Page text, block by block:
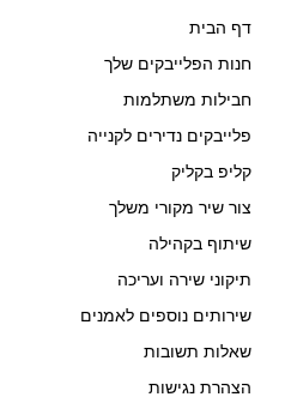
דף הבית
חנות הפלייבקים שלך
חבילות משתלמות
פלייבקים נדירים לקנייה
קליפ בקליק
צור שיר מקורי משלך
שיתוף בקהילה
תיקוני שירה ועריכה
שירותים נוספים לאמנים
שאלות תשובות
הצהרת נגישות